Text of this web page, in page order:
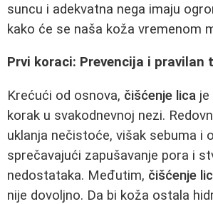
suncu i adekvatna nega imaju
kako će se naša koža vremenom
Prvi koraci: Prevencija i pravilan
Krećući od osnova, čišćenje lica
korak u svakodnevnoj nezi.
uklanja nečistoće, višak sebuma i
sprečavajući zapušavanje pora i
nedostataka. Međutim, čišćenje
nije dovoljno. Da bi koža ostala